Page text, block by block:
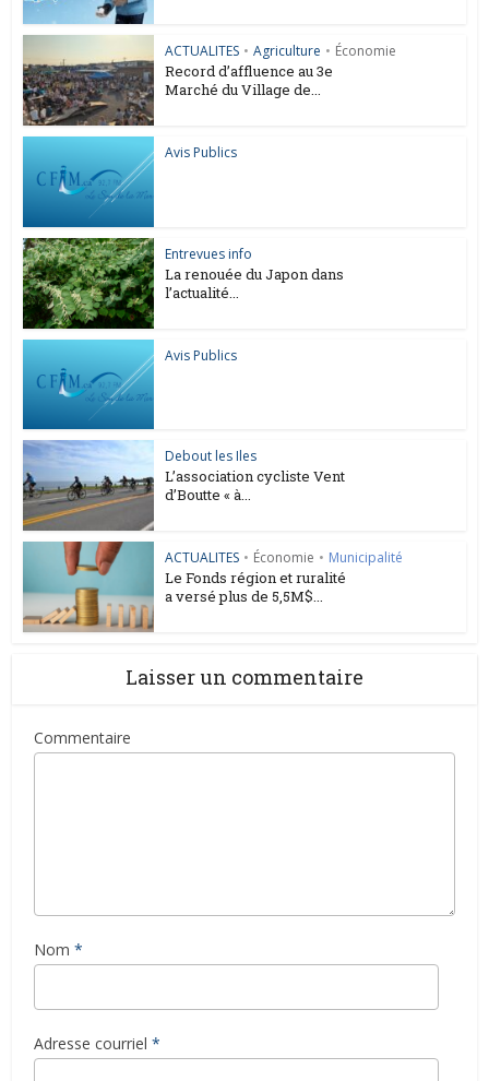
ACTUALITES • Agriculture • Économie
Record d’affluence au 3e
Marché du Village de...
Avis Publics
Entrevues info
La renouée du Japon dans
l’actualité...
Avis Publics
Debout les Iles
L’association cycliste Vent
d’Boutte « à...
ACTUALITES • Économie • Municipalité
Le Fonds région et ruralité
a versé plus de 5,5M$...
Laisser un commentaire
Commentaire
Nom *
Adresse courriel *